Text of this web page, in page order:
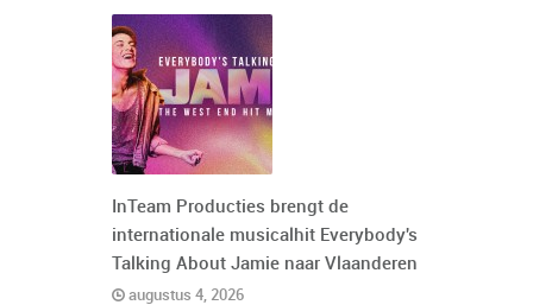
InTeam Producties brengt de
internationale musicalhit Everybody's
Talking About Jamie naar Vlaanderen
augustus 4, 2026